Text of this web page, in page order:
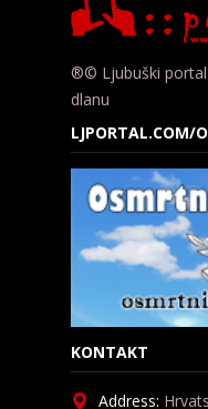
®© Ljubuški
dlanu
LJPORTAL.COM/
KONTAKT
Address: